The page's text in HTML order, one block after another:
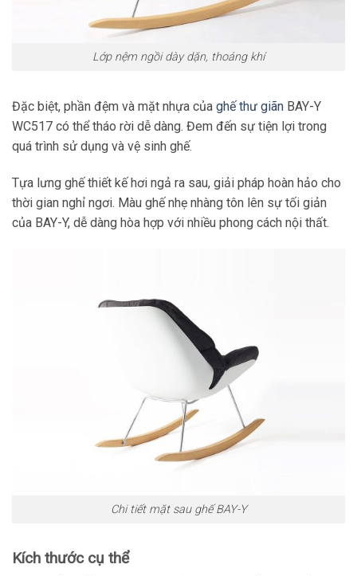
Lớp nệm ngồi dày dặn, thoáng khí
Đặc biệt, phần đệm và mặt nhựa của ghế thư giãn BAY-Y
WC517 có thể tháo rời dễ dàng. Đem đến sự tiện lợi trong
quá trình sử dụng và vệ sinh ghế.
Tựa lưng ghế thiết kế hơi ngả ra sau, giải pháp hoàn hảo cho
thời gian nghỉ ngơi. Màu ghế nhẹ nhàng tôn lên sự tối giản
của BAY-Y, dễ dàng hòa hợp với nhiều phong cách nội thất.
Chi tiết mặt sau ghế BAY-Y
Kích thước cụ thể